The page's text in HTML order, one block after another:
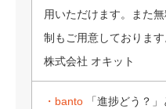
用いただけます。また
制もご用意しております
株式会社 オキット
・banto 「進捗どう？